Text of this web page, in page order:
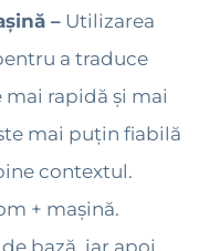
– Utilizarea
a traduce
rapidă și mai
mai puțin fiabilă
contextul.
+ mașină.
bază, iar apoi